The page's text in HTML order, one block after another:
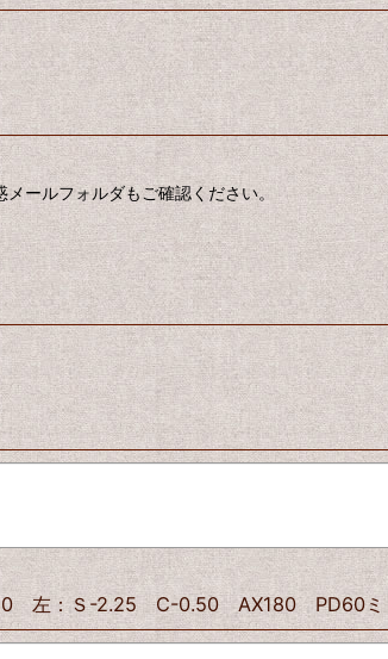
ールフォルダもご確認ください。
左：Ｓ-2.25 C-0.50 AX180 PD60ミ